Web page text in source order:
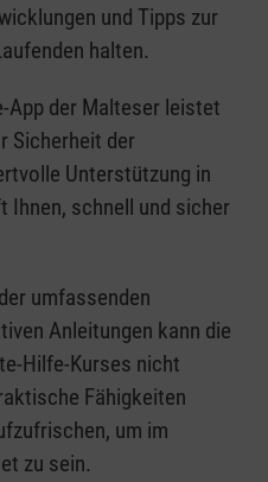
und Tipps zur
halten.
App der Malteser leistet
Sicherheit der
Unterstützung in
schnell und sicher
umfassenden
Anleitungen kann die
Hilfe-Kurses nicht
Fähigkeiten
um im
zu sein.